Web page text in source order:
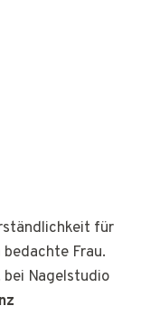
für
Frau.
Nagelstudio